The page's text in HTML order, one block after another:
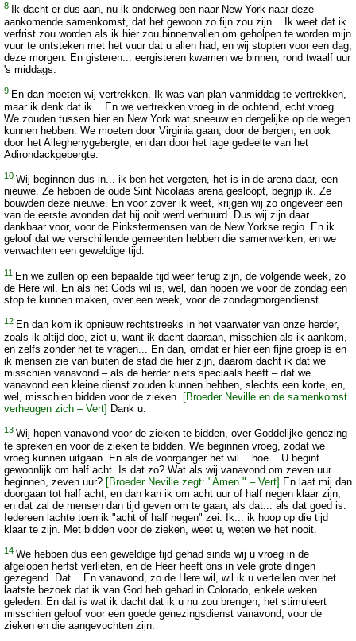
8
Ik dacht er dus aan, nu ik onderweg ben naar New York naar deze
aankomende samenkomst, dat het gewoon zo fijn zou zijn... Ik weet dat ik
verfrist zou worden als ik hier zou binnenvallen om geholpen te worden mijn
vuur te ontsteken met het vuur dat u allen had, en wij stopten voor een dag,
deze morgen. En gisteren... eergisteren kwamen we binnen, rond twaalf uur
's middags.
9 En dan moeten wij vertrekken. Ik was van plan vanmiddag te vertrekken,
maar ik denk dat ik... En we vertrekken vroeg in de ochtend, echt vroeg.
We zouden tussen hier en New York wat sneeuw en dergelijke op de wegen
kunnen hebben. We moeten door Virginia gaan, door de bergen, en ook
door het Alleghenygebergte, en dan door het lage gedeelte van het
Adirondackgebergte.
10 Wij beginnen dus in... ik ben het vergeten, het is in de arena daar, een
nieuwe. Ze hebben de oude Sint Nicolaas arena gesloopt, begrijp ik. Ze
bouwden deze nieuwe. En voor zover ik weet, krijgen wij zo ongeveer een
van de eerste avonden dat hij ooit werd verhuurd. Dus wij zijn daar
dankbaar voor, voor de Pinkstermensen van de New Yorkse regio. En ik
geloof dat we verschillende gemeenten hebben die samenwerken, en we
verwachten een geweldige tijd.
11 En we zullen op een bepaalde tijd weer terug zijn, de volgende week, zo
de Here wil. En als het Gods wil is, wel, dan hopen we voor de zondag een
stop te kunnen maken, over een week, voor de zondagmorgendienst.
12 En dan kom ik opnieuw rechtstreeks in het vaarwater van onze herder,
zoals ik altijd doe, ziet u, want ik dacht daaraan, misschien als ik aankom,
en zelfs zonder het te vragen... En dan, omdat er hier een fijne groep is en
ik mensen zie van buiten de stad die hier zijn, daarom dacht ik dat we
misschien vanavond – als de herder niets speciaals heeft – dat we
vanavond een kleine dienst zouden kunnen hebben, slechts een korte, en,
wel, misschien bidden voor de zieken.
[Broeder Neville en de samenkomst
verheugen zich – Vert] Dank u.
13 Wij hopen vanavond voor de zieken te bidden, over Goddelijke genezing
te spreken en voor de zieken te bidden. We beginnen vroeg, zodat we
vroeg kunnen uitgaan. En als de voorganger het wil... hoe... U begint
gewoonlijk om half acht. Is dat zo? Wat als wij vanavond om zeven uur
beginnen, zeven uur? [Broeder Neville zegt: "Amen." – Vert] En laat mij dan
doorgaan tot half acht, en dan kan ik om acht uur of half negen klaar zijn,
en dat zal de mensen dan tijd geven om te gaan, als dat... als dat goed is.
Iedereen lachte toen ik "acht of half negen" zei. Ik... ik hoop op die tijd
klaar te zijn. Met bidden voor de zieken, weet u, weten we het nooit.
14 We hebben dus een geweldige tijd gehad sinds wij u vroeg in de
afgelopen herfst verlieten, en de Heer heeft ons in vele grote dingen
gezegend. Dat... En vanavond, zo de Here wil, wil ik u vertellen over het
laatste bezoek dat ik van God heb gehad in Colorado, enkele weken
geleden. En dat is wat ik dacht dat ik u nu zou brengen, het stimuleert
misschien geloof voor een goede genezingsdienst vanavond, voor de
zieken en die aangevochten zijn.